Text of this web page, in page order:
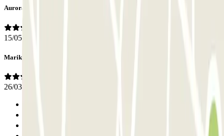
Aurora
15/05/2026
Marika
26/03/2026